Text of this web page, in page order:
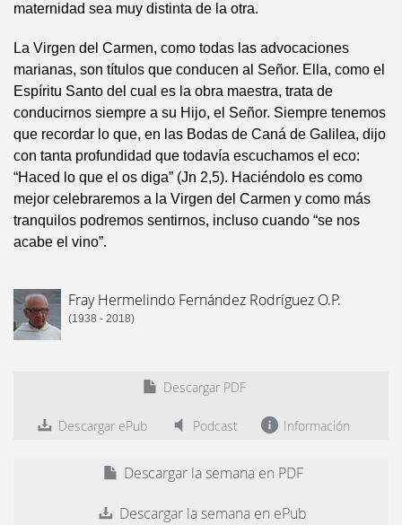
maternidad sea muy distinta de la otra.
La Virgen del Carmen, como todas las advocaciones
marianas, son títulos que conducen al Señor. Ella, como el
Espíritu Santo del cual es la obra maestra, trata de
conducirnos siempre a su Hijo, el Señor. Siempre tenemos
que recordar lo que, en las Bodas de Caná de Galilea, dijo
con tanta profundidad que todavía escuchamos el eco:
“Haced lo que el os diga” (Jn 2,5). Haciéndolo es como
mejor celebraremos a la Virgen del Carmen y como más
tranquilos podremos sentirnos, incluso cuando “se nos
acabe el vino”.
Fray Hermelindo Fernández Rodríguez O.P.
(1938 - 2018)
Descargar PDF
Descargar ePub Podcast Información
Descargar la semana en PDF
Descargar la semana en ePub